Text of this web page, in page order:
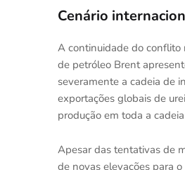
Cenário
A continuidade do conflito
de petróleo Brent
severamente a cadeia de
exportações globais de
produção em toda a
Apesar das tentativas de
de novas elevações para